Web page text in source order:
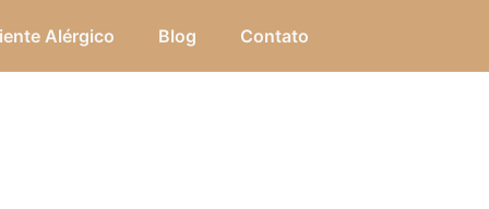
Alérgico Blog Contato